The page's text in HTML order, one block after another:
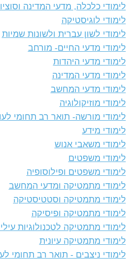
לימודי כלכלה, מדעי המדינה
לימודי לוגיסטיקה
לימודי לשון עברית ולשונות שמיות
לימודי מדעי החיים- מורחב
לימודי מדעי היהדות
לימודי מדעי המדינה
לימודי מדעי המחשב
לימודי מוזיקולוגיה
לימודי מורשה- תואר רב תחומי
לימודי מידע
לימודי משאבי אנוש
לימודי משפטים
לימודי משפטים ופילוסופיה
לימודי מתמטיקה ומדעי המחשב
לימודי מתמטיקה וסטטיסטיקה
לימודי מתמטיקה ופיסיקה
לימודי מתמטיקה לטכנולוגיות
לימודי מתמטיקה עיונית
לימודי ניצבים - תואר רב תחומי